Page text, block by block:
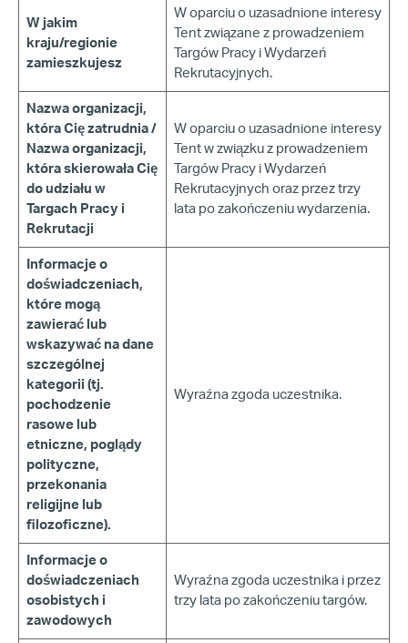
W jakim
kraju/regionie
zamieszkujesz
W oparciu o uzasadnione interesy
Tent związane z prowadzeniem
Targów Pracy i Wydarzeń
Rekrutacyjnych.
Nazwa organizacji,
która Cię zatrudnia /
Nazwa organizacji,
która skierowała Cię
do udziału w
Targach Pracy i
Rekrutacji
W oparciu o uzasadnione interesy
Tent w związku z prowadzeniem
Targów Pracy i Wydarzeń
Rekrutacyjnych oraz przez trzy
lata po zakończeniu wydarzenia.
Informacje o
doświadczeniach,
które mogą
zawierać lub
wskazywać na dane
szczególnej
kategorii (tj.
pochodzenie
rasowe lub
etniczne, poglądy
polityczne,
przekonania
religijne lub
filozoficzne).
Wyraźna zgoda uczestnika.
Informacje o
doświadczeniach
osobistych i
zawodowych
Wyraźna zgoda uczestnika i przez
trzy lata po zakończeniu targów.